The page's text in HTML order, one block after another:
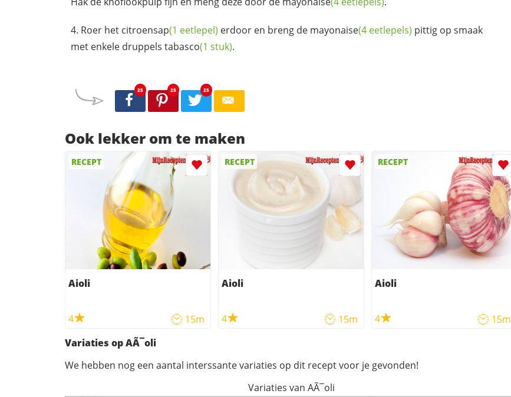
Roer het citroensap(1 eetlepel) erdoor en breng de mayonaise(4 eetlepels) pittig op smaak
met enkele druppels tabasco(1 stuk).
25 25 25
Ook lekker om te maken
RECEPT
Aioli
4 15m
RECEPT
Aioli
4 15m
RECEPT
Aioli
4
15m
Variaties op AÃ¯oli
We hebben nog een aantal interssante variaties op dit recept voor je gevonden!
Variaties van AÃ¯oli